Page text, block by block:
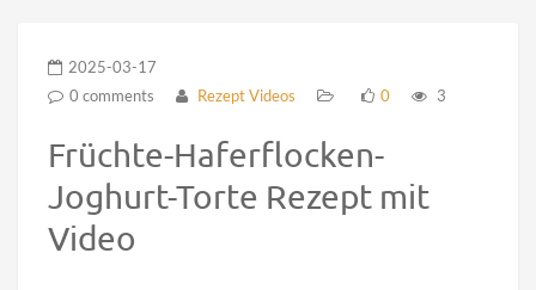
2025-03-17
0 comments
Rezept Videos 0 3
Früchte-Haferflocken-
Joghurt-Torte Rezept mit
Video